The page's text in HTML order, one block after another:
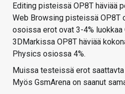
Editing pisteissä OP8T häviää
Web Browsing pisteissä OP8T
osoissa erot ovat 3-4% luokkaa
3DMarkissa OP8T häviää
Physics osiossa 4%.
Muissa testeissä erot saattavta
Myös GsmArena on saanut